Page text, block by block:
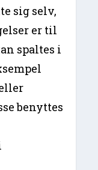
sig selv,
er til
spaltes i
benyttes